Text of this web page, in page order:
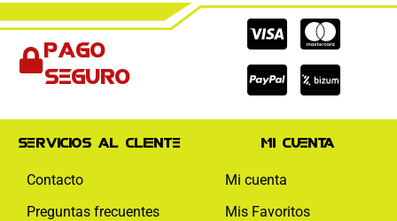
Pago
seguro
Cc-
visa
Cc-
Cc-
paypal
Servicios al cliente
Contacto
Preguntas frecuentes
Mi cuenta
Mi cuenta
Mis Favoritos